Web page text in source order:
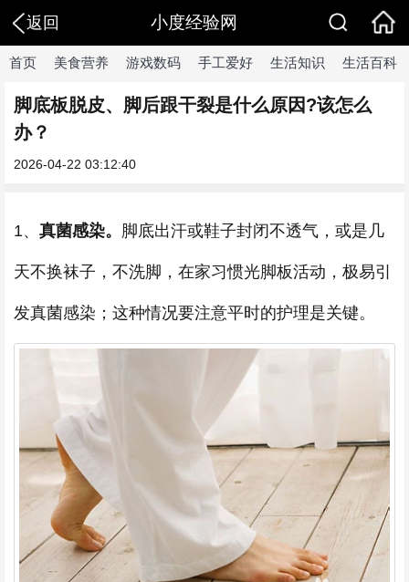
返回 小度经验网
首页 美食营养 游戏数码 手工爱好 生活知识 生活百科
脚底板脱皮、脚后跟干裂是什么原因?该怎么
办？
2026-04-22 03:12:40
1、 真菌感染。 脚底出汗或鞋子封闭不透气，或是几
天不换袜子，不洗脚，在家习惯光脚板活动，极易引
发真菌感染；这种情况要注意平时的护理是关键。